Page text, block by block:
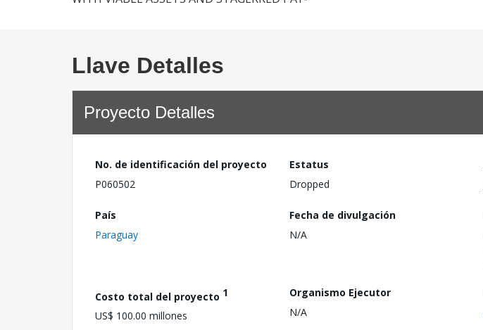
Llave Detalles
Proyecto Detalles
No. de identificación del proyecto
P060502
Estatus
Dropped
País
Paraguay
Fecha de divulgación
N/A
Costo total del proyecto 1
US$ 100.00 millones
Organismo Ejecutor
N/A